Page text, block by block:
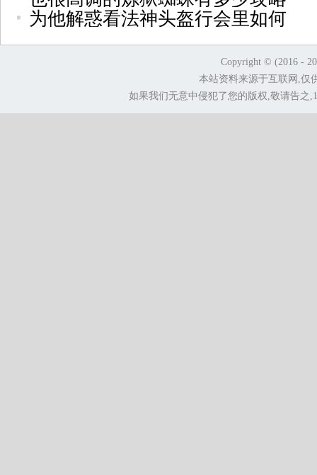
为他解惑看法神头盔行会里如何
Copyright © (2016 -
本站资料来源于互联网,仅
如果我们无意中侵犯了您的版权,敬请告之